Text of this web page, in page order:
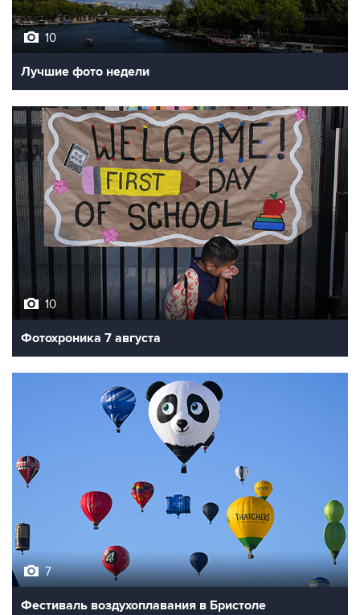
10
Лучшие фото недели
10
Фотохроника 7 августа
7
Фестиваль воздухоплавания в Бристоле